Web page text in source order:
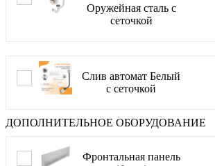
Оружейная сталь с
сеточкой
Слив автомат Белый
с сеточкой
ДОПОЛНИТЕЛЬНОЕ ОБОРУДОВАНИЕ
Фронтальная панель